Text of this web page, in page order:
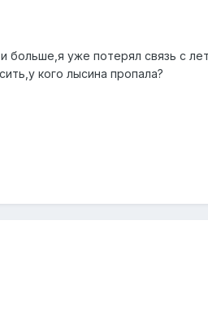
больше,я уже потерял связь с
кого лысина пропала?